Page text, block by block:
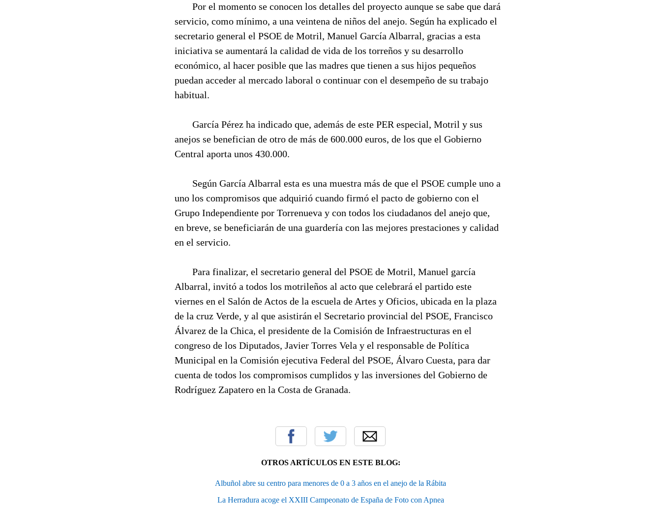
Por el momento se conocen los detalles del proyecto aunque se sabe que dará
servicio, como mínimo, a una veintena de niños del anejo. Según ha explicado el
secretario general el PSOE de Motril, Manuel García Albarral, gracias a esta
iniciativa se aumentará la calidad de vida de los torreños y su desarrollo
económico, al hacer posible que las madres que tienen a sus hijos pequeños
puedan acceder al mercado laboral o continuar con el desempeño de su trabajo
habitual.
García Pérez ha indicado que, además de este PER especial, Motril y sus
anejos se benefician de otro de más de 600.000 euros, de los que el Gobierno
Central aporta unos 430.000.
Según García Albarral esta es una muestra más de que el PSOE cumple uno a
uno los compromisos que adquirió cuando firmó el pacto de gobierno con el
Grupo Independiente por Torrenueva y con todos los ciudadanos del anejo que,
en breve, se beneficiarán de una guardería con las mejores prestaciones y calidad
en el servicio.
Para finalizar, el secretario general del PSOE de Motril, Manuel garcía
Albarral, invitó a todos los motrileños al acto que celebrará el partido este
viernes en el Salón de Actos de la escuela de Artes y Oficios, ubicada en la plaza
de la cruz Verde, y al que asistirán el Secretario provincial del PSOE, Francisco
Álvarez de la Chica, el presidente de la Comisión de Infraestructuras en el
congreso de los Diputados, Javier Torres Vela y el responsable de Política
Municipal en la Comisión ejecutiva Federal del PSOE, Álvaro Cuesta, para dar
cuenta de todos los compromisos cumplidos y las inversiones del Gobierno de
Rodríguez Zapatero en la Costa de Granada.
OTROS ARTÍCULOS EN ESTE BLOG:
Albuñol abre su centro para menores de 0 a 3 años en el anejo de la Rábita
La Herradura acoge el XXIII Campeonato de España de Foto con Apnea